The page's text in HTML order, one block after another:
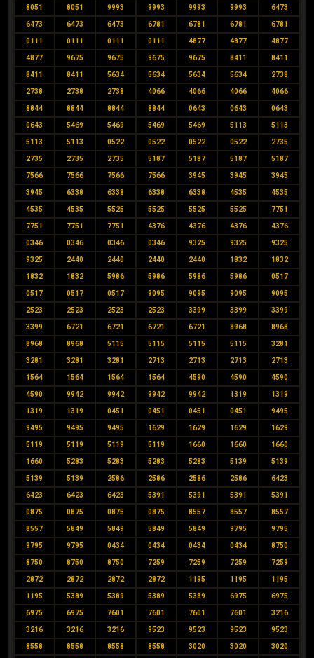
8051 8051 9993 9993 9993 9993 6473
6473 6473 6473 6781 6781 6781 6781
0111 0111 0111 0111 4877 4877 4877
4877 9675 9675 9675 9675 8411 8411
8411 8411 5634 5634 5634 5634 2738
2738 2738 2738 4066 4066 4066 4066
8844 8844 8844 8844 0643 0643 0643
0643 5469 5469 5469 5469 5113 5113
5113 5113 0522 0522 0522 0522 2735
2735 2735 2735 5187 5187 5187 5187
7566 7566 7566 7566 3945 3945 3945
3945 6338 6338 6338 6338 4535 4535
4535 4535 5525 5525 5525 5525 7751
7751 7751 7751 4376 4376 4376 4376
0346 0346 0346 0346 9325 9325 9325
9325 2440 2440 2440 2440 1832 1832
1832 1832 5986 5986 5986 5986 0517
0517 0517 0517 9095 9095 9095 9095
2523 2523 2523 2523 3399 3399 3399
3399 6721 6721 6721 6721 8968 8968
8968 8968 5115 5115 5115 5115 3281
3281 3281 3281 2713 2713 2713 2713
1564 1564 1564 1564 4590 4590 4590
4590 9942 9942 9942 9942 1319 1319
1319 1319 0451 0451 0451 0451 9495
9495 9495 9495 1629 1629 1629 1629
5119 5119 5119 5119 1660 1660 1660
1660 5283 5283 5283 5283 5139 5139
5139 5139 2586 2586 2586 2586 6423
6423 6423 6423 5391 5391 5391 5391
0875 0875 0875 0875 8557 8557 8557
8557 5849 5849 5849 5849 9795 9795
9795 9795 0434 0434 0434 0434 8750
8750 8750 8750 7259 7259 7259 7259
2872 2872 2872 2872 1195 1195 1195
1195 5389 5389 5389 5389 6975 6975
6975 6975 7601 7601 7601 7601 3216
3216 3216 3216 9523 9523 9523 9523
8558 8558 8558 8558 3020 3020 3020